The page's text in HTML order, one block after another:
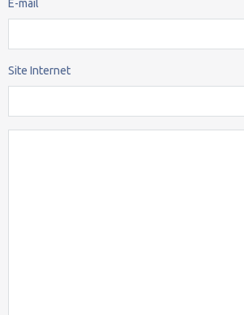
E-mail
Site Internet